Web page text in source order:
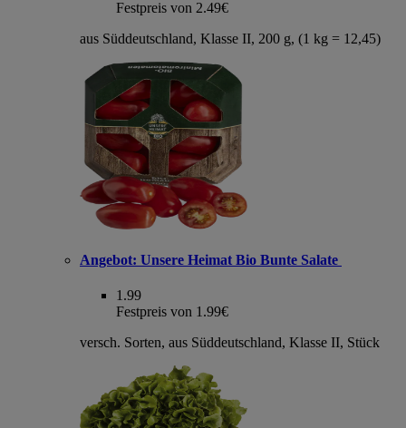
Festpreis von 2.49€
aus Süddeutschland, Klasse II, 200 g, (1 kg = 12,45)
Angebot: Unsere Heimat Bio Bunte Salate
1.99
Festpreis von 1.99€
versch. Sorten, aus Süddeutschland, Klasse II, Stück